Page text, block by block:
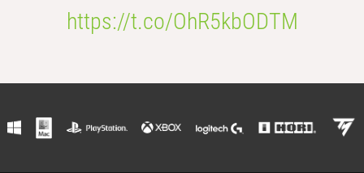
https://t.co/OhR5kbODTM